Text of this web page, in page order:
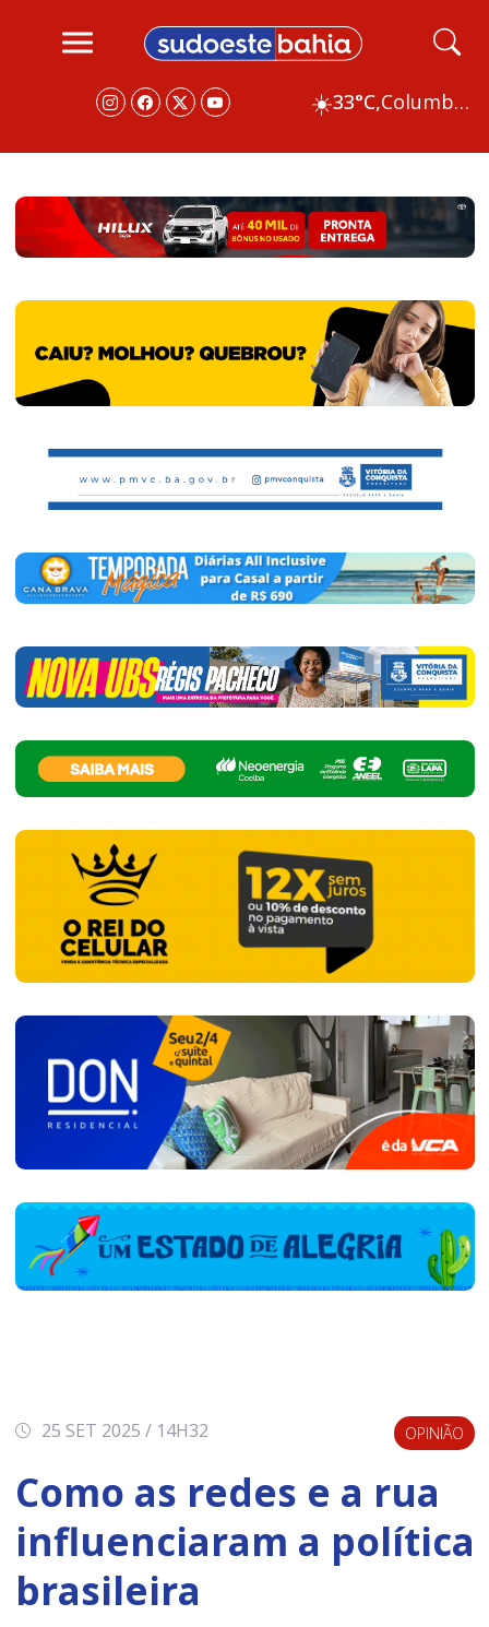
☀️33°C, Columbus
25 SET 2025 / 14H32 OPINIÃO
Como as redes e a rua
influenciaram a política
brasileira